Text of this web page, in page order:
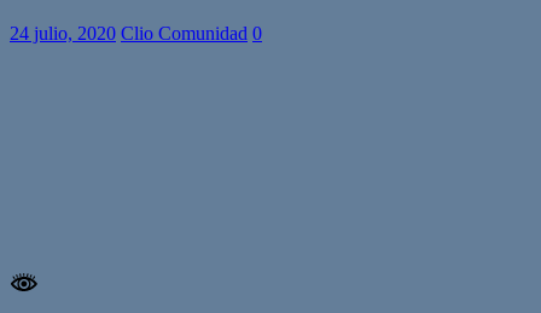
24 julio, 2020 Clio Comunidad 0